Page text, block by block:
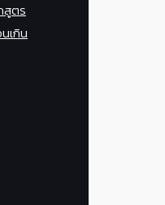
สูตร
เกิน